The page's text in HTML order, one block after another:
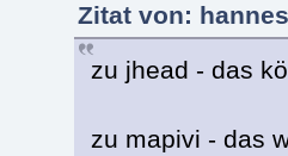
Zitat von:
zu jhead - das
zu mapivi - das